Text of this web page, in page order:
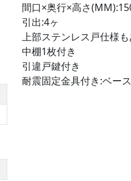
間口×奥行×高さ
引出:4ヶ
上部ステンレス戸仕様も
中棚1枚付き
引違戸鍵付き
耐震固定金具付き:ベー